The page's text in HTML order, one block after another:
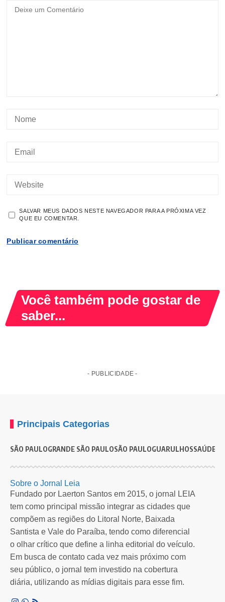
SALVAR MEUS DADOS NESTE NAVEGADOR PARA A PRÓXIMA VEZ
QUE EU COMENTAR.
Você também pode gostar de
saber...
GUARULHOS POLÍCIA
Megaoperação em Guarulhos termina com dez
presos e quase 2 mil drogas apreendidas
Durante o feriado prolongado, o Policiamento Municipal de Guarulhos
intensificou as ações…
- PUBLICIDADE -
Principais Categorias
SÃO PAULOGRANDE SÃO PAULOSÃO PAULOGUARULHOSSAÚDE
Sobre o Jornal Leia
Fundado por Laerton Santos em 2015, o jornal LEIA
tem como principal missão integrar as cidades que
compõem as regiões do Litoral Norte, Baixada
Santista e Vale do Paraíba, tendo como diferencial
o olhar crítico que define a linha editorial do veículo.
Em busca de contato cada vez mais próximo com
seu público, o jornal tem investido na cobertura
diária, utilizando as mídias digitais para esse fim.